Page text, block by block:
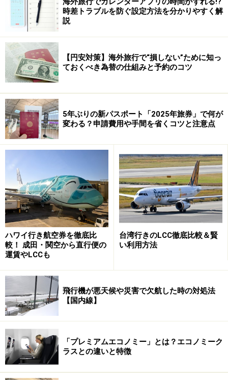
ナルビルには数多くのインターネットスポットがあ
りますので、用途に合わせて利用してみてくださ
い。
時間があまりないときや、ちょっとした調べ物に便
利なのが、出発ロビーなど各フロアに設けている
「＠ステーション」。こちらには10分100円で誰で
も利用できるコイン式インターネットが並んでいま
す。ガイドもよく利用しているのですが、設置場所
が多いだけに、使いたいな～と思ったときすぐにこ
のコーナーを発見できるところが気に入っていま
自分のモバイルを持参しているときには、無線LAN
のアクセススポットへ。＠ステーションの周辺をは
じめ各フロアにスポットを設けていますが、あらか
じめどこにあるのかチェックしておくと、急いでい
るときでもよりスムーズに利用できますよ。⇒■
ステーションと無線LANスポットについて
LOUNGE
待ち時間がたっぷりあるときには、迷わずターミナ
ルビル２階の「KANKU LOUNGE（関空ラウンジ）」
時差トラブルを防ぐ設定方法を分かりやすく解
説
【円安対策】海外旅行で“損しない”ために知っ
ておくべき為替の仕組みと予約のコツ
5年ぶりの新パスポート「2025年旅券」で何が
変わる？申請費用や手間を省くコツと注意点
ハワイ行き航空券を徹底比
較！ 成田・関空から直行便の
運賃やLCCも
台湾行きのLCC徹底比較＆賢
い利用方法
飛行機が悪天候や災害で欠航した時の対処法
【国内線】
「プレミアムエコノミー」とは？エコノミーク
ラスとの違いと特徴